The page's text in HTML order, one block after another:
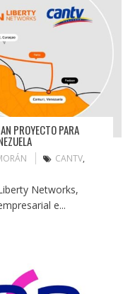
PROYECTO PARA
CANTV,
Networks,
e...